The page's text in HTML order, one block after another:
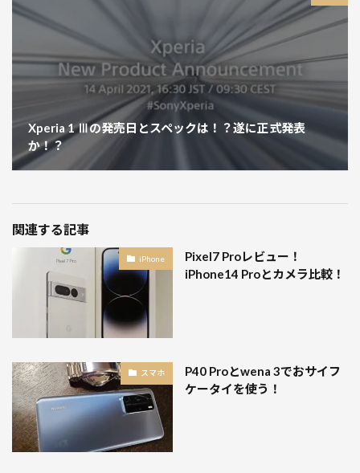
Xperia 1 Ⅲの発売日とスペックは！？遂に正式発表
か！？
関連する記事
iPhone
Pixel7 Proレビュー！
iPhone14 Proとカメラ比較！
スマホ
P40 Proとwena 3でおサイフ
ケータイを使う！